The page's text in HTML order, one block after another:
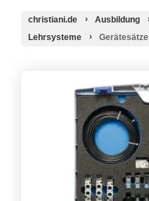
christiani.de Ausbildung
Lehrsysteme
Gerätesätze